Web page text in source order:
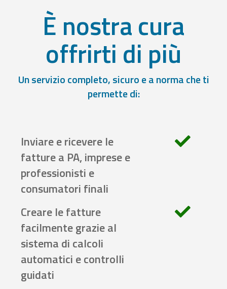
È nostra cura
offrirti di più
Un servizio completo, sicuro e a norma che ti
permette di:
Inviare e ricevere le
fatture a PA, imprese e
professionisti e
consumatori finali
Creare le fatture
facilmente grazie al
sistema di calcoli
automatici e controlli
guidati